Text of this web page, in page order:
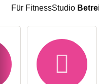
Eintrag zu stellen.
Für FitnessStudio